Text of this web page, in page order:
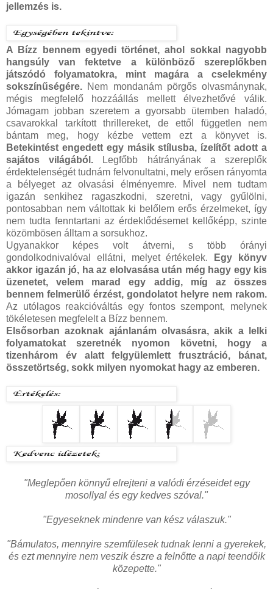
jellemzés is.
A Bízz bennem egyedi történet, ahol sokkal nagyobb
hangsúly van fektetve a különböző szereplőkben
játszódó folyamatokra, mint magára a cselekmény
sokszínűségére. Nem mondanám pörgős olvasmánynak,
mégis megfelelő hozzáállás mellett élvezhetővé válik.
Jómagam jobban szeretem a gyorsabb ütemben haladó,
csavarokkal tarkított thrillereket, de ettől független nem
bántam meg, hogy kézbe vettem ezt a könyvet is.
Betekintést engedett egy másik stílusba, ízelítőt adott a
sajátos világából. Legfőbb hátrányának a szereplők
érdektelenségét tudnám felvonultatni, mely erősen rányomta
a bélyeget az olvasási élményemre. Mivel nem tudtam
igazán senkihez ragaszkodni, szeretni, vagy gyűlölni,
pontosabban nem váltottak ki belőlem erős érzelmeket, így
nem tudta fenntartani az érdeklődésemet kellőképp, szinte
közömbösen álltam a sorsukhoz.
Ugyanakkor képes volt átverni, s több órányi
gondolkodnivalóval ellátni, melyet értékelek. Egy könyv
akkor igazán jó, ha az elolvasása után még hagy egy kis
üzenetet, velem marad egy addig, míg az összes
bennem felmerülő érzést, gondolatot helyre nem rakom.
Az utólagos reakcióváltás egy fontos szempont, melynek
tökéletesen megfelelt a Bízz bennem.
Elsősorban azoknak ajánlanám olvasásra, akik a lelki
folyamatokat szeretnék nyomon követni, hogy a
tizenhárom év alatt felgyülemlett frusztráció, bánat,
összetörtség, sokk milyen nyomokat hagy az emberen.
"Meglepően könnyű elrejteni a valódi érzéseidet egy
mosollyal és egy kedves szóval."
"Egyeseknek mindenre van kész válaszuk."
"Bámulatos, mennyire szemfülesek tudnak lenni a gyerekek,
és ezt mennyire nem veszik észre a felnőtte a napi teendőik
közepette."